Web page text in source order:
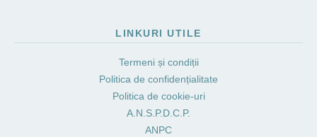
LINKURI UTILE
Termeni și condiții
Politica de confidențialitate
Politica de cookie-uri
A.N.S.P.D.C.P.
ANPC